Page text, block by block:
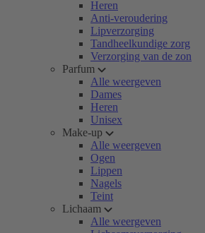
Heren
Anti-veroudering
Lipverzorging
Tandheelkundige zorg
Verzorging van de zon
Parfum
Alle weergeven
Dames
Heren
Unisex
Make-up
Alle weergeven
Ogen
Lippen
Nagels
Teint
Lichaam
Alle weergeven